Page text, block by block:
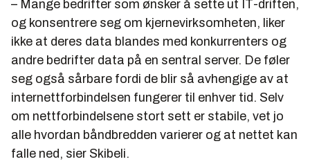
– Mange bedrifter som ønsker å sette ut IT-driften,
og konsentrere seg om kjernevirksomheten, liker
ikke at deres data blandes med konkurrenters og
andre bedrifter data på en sentral server. De føler
seg også sårbare fordi de blir så avhengige av at
internettforbindelsen fungerer til enhver tid. Selv
om nettforbindelsene stort sett er stabile, vet jo
alle hvordan båndbredden varierer og at nettet kan
falle ned, sier Skibeli.